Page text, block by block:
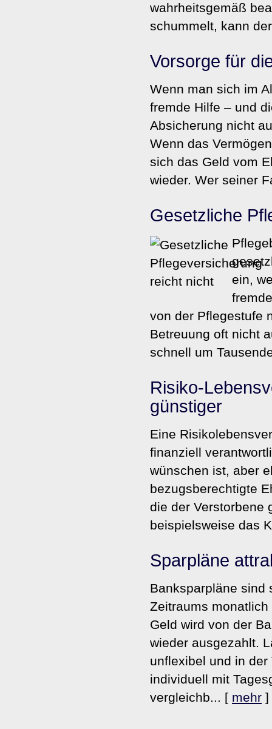
wahrheitsgemäß
schummelt, kann
Vorsorge für
Wenn man sich im
fremde Hilfe – und
Absicherung nicht
Wenn das
sich das Geld vom
wieder. Wer seiner
Gesetzliche
ein,
von der Pflegestufe
Betreuung oft nicht
schnell um
Risiko-
günstiger
Eine
finanziell
wünschen ist, aber
bezugsberechtigte
die der Verstorbene
beispielsweise das
Sparpläne
Banksparpläne sind
Zeitraums
Geld wird von der
wieder ausgezahlt.
unflexibel und in
individuell mit
vergleichb... [ mehr ]